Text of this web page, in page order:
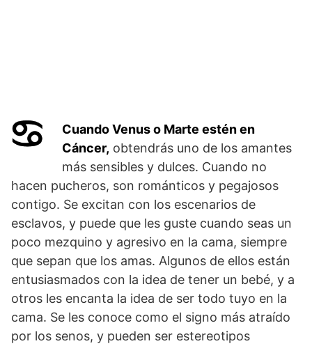
Cuando Venus o Marte estén en
Cáncer, obtendrás uno de los amantes
más sensibles y dulces. Cuando no
hacen pucheros, son románticos y pegajosos
contigo. Se excitan con los escenarios de
esclavos, y puede que les guste cuando seas un
poco mezquino y agresivo en la cama, siempre
que sepan que los amas. Algunos de ellos están
entusiasmados con la idea de tener un bebé, y a
otros les encanta la idea de ser todo tuyo en la
cama. Se les conoce como el signo más atraído
por los senos, y pueden ser estereotipos